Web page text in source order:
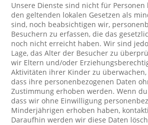
Unsere Dienste sind nicht für
den geltenden lokalen Gesetzen als
sind, noch beabsichtigen wir,
Besuchern zu erfassen, die das
noch nicht erreicht haben. Wir sind
Lage, das Alter der Besucher zu
wir Eltern und/oder
Aktivitäten ihrer Kinder zu
dass ihre personenbezogenen Daten
Zustimmung erhoben werden. Wenn
dass wir ohne Einwilligung
Minderjährigen erhoben haben,
Daraufhin werden wir diese Daten